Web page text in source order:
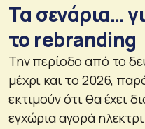
Τα σενάρια…
το rebranding
Την περίοδο από το
μέχρι και το 2026,
εκτιμούν ότι θα έχει
εγχώρια αγορά